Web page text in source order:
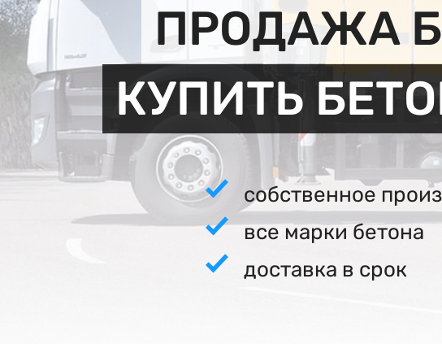
ПРОДАЖА
КУПИТЬ
собственное
все марки бетона
доставка в срок